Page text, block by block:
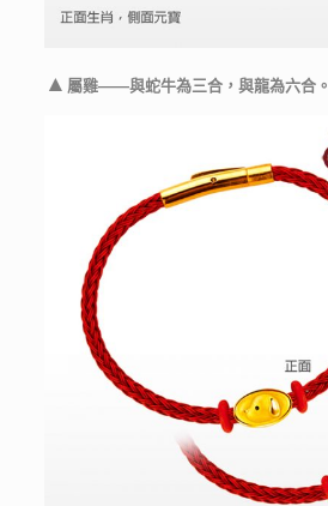
▲ 屬雞——與蛇牛為三合，與龍為六合。